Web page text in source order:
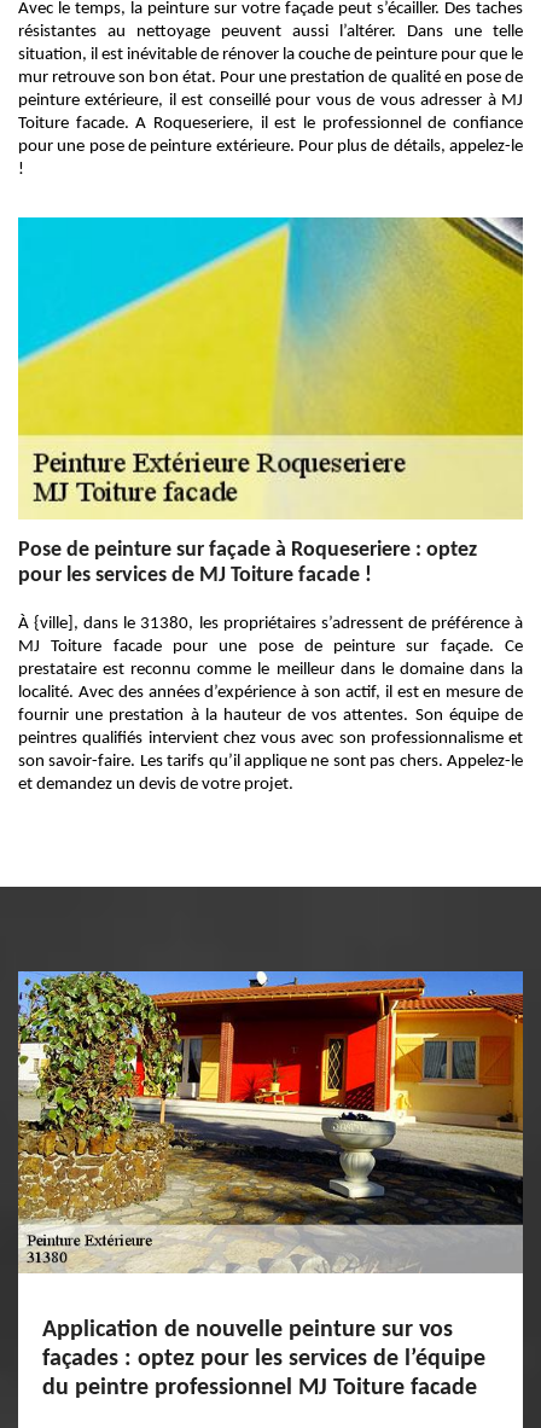
Avec le temps, la peinture sur votre façade peut s’écailler. Des taches
résistantes au nettoyage peuvent aussi l’altérer. Dans une telle
situation, il est inévitable de rénover la couche de peinture pour que le
mur retrouve son bon état. Pour une prestation de qualité en pose de
peinture extérieure, il est conseillé pour vous de vous adresser à MJ
Toiture facade. A Roqueseriere, il est le professionnel de confiance
pour une pose de peinture extérieure. Pour plus de détails, appelez-le
!
Pose de peinture sur façade à Roqueseriere : optez
pour les services de MJ Toiture facade !
À {ville], dans le 31380, les propriétaires s’adressent de préférence à
MJ Toiture facade pour une pose de peinture sur façade. Ce
prestataire est reconnu comme le meilleur dans le domaine dans la
localité. Avec des années d’expérience à son actif, il est en mesure de
fournir une prestation à la hauteur de vos attentes. Son équipe de
peintres qualifiés intervient chez vous avec son professionnalisme et
son savoir-faire. Les tarifs qu’il applique ne sont pas chers. Appelez-le
et demandez un devis de votre projet.
Application de nouvelle peinture sur vos
façades : optez pour les services de l’équipe
du peintre professionnel MJ Toiture facade